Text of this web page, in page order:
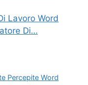
Lavoro Word
Di…
Percepite Word